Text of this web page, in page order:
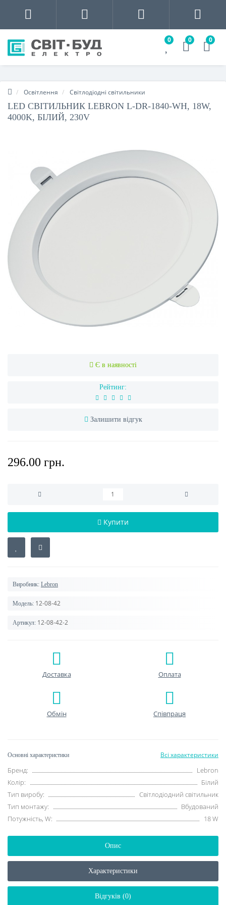
0 0 0
Освітлення Світлодіодні світильники
LED СВІТИЛЬНИК LEBRON L-DR-1840-WH, 18W,
4000K, БІЛИЙ, 230V
Є в наявності
Рейтинг:
Залишити відгук
296.00 грн.
Купити
Виробник: Lebron
Модель: 12-08-42
Артикул: 12-08-42-2
Доставка Оплата
Обмін Співпраця
Основні характеристики Всі характеристики
Бренд:
Lebron
Колір:
Білий
Тип виробу:
Світлодіодний світильник
Тип монтажу:
Вбудований
Потужність, W:
18 W
Опис
Характеристики
Відгуків (0)